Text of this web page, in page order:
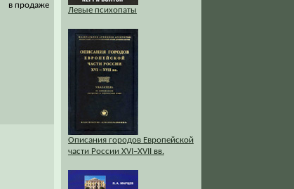
в продаже
Левые психопаты
Описания городов Европейской
части России XVI–XVII вв.